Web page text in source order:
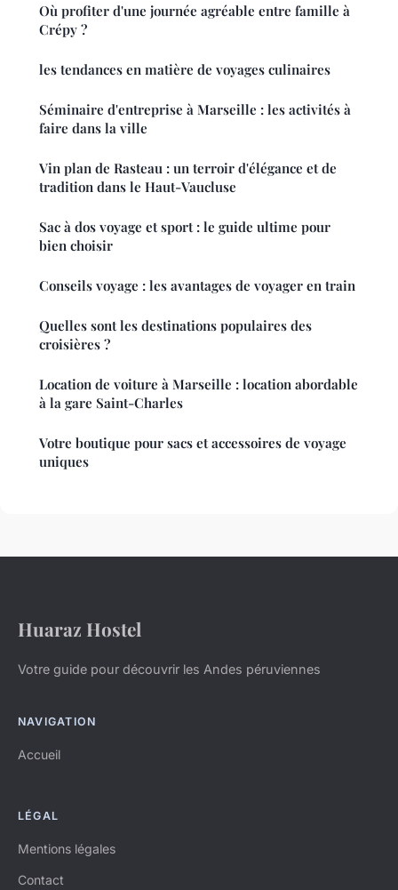
Où profiter d'une journée agréable entre famille à
Crépy ?
les tendances en matière de voyages culinaires
Séminaire d'entreprise à Marseille : les activités à
faire dans la ville
Vin plan de Rasteau : un terroir d'élégance et de
tradition dans le Haut-Vaucluse
Sac à dos voyage et sport : le guide ultime pour
bien choisir
Conseils voyage : les avantages de voyager en train
Quelles sont les destinations populaires des
croisières ?
Location de voiture à Marseille : location abordable
à la gare Saint-Charles
Votre boutique pour sacs et accessoires de voyage
uniques
Huaraz Hostel
Votre guide pour découvrir les Andes péruviennes
NAVIGATION
Accueil
LÉGAL
Mentions légales
Contact